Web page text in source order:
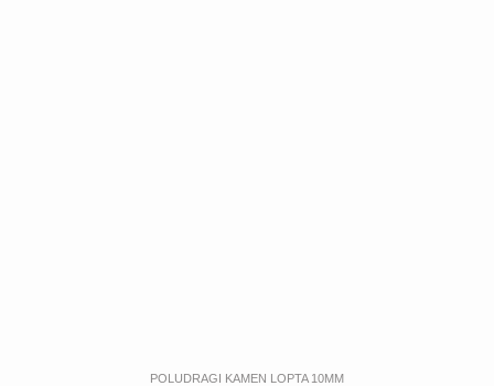
POLUDRAGI KAMEN LOPTA 10MM